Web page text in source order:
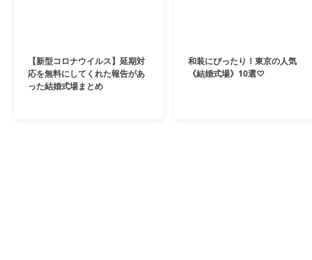
【新型コロナウイルス】延期対
応を無料にしてくれた報告があ
った結婚式場まとめ
和装にぴったり！東京の人気
《結婚式場》10選♡